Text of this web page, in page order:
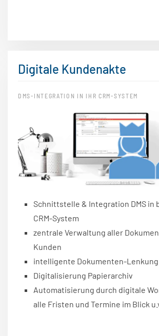
Digitale Kundenakte
DMS-INTEGRATION IN IHR CRM-SYSTEM
Schnittstelle & Integration DMS in
CRM-System
zentrale Verwaltung aller
Kunden
intelligente Dokumenten-Lenkung
Digitalisierung Papierarchiv
Automatisierung durch digitale
alle Fristen und Termine im Blick